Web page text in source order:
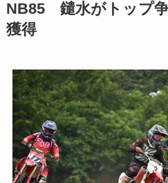
NB85 鑓水がトップ
獲得